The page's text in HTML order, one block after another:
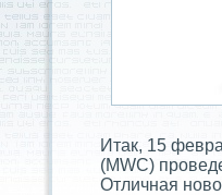
Итaк, 15
(MWC)
Отличная